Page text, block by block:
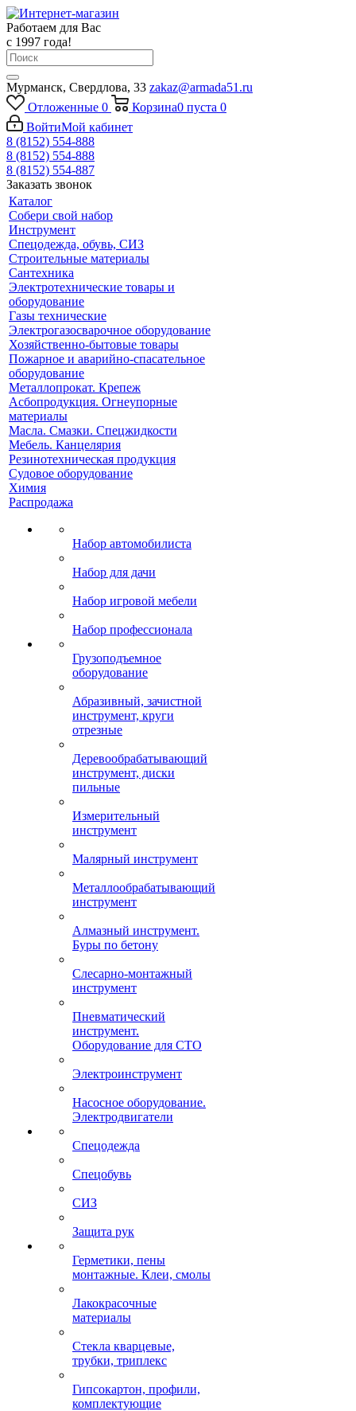
Работаем для Вас
с 1997 года!
Мурманск, Свердлова, 33 zakaz@armada51.ru
Отложенные 0 Корзина0 пуста 0
ВойтиМой кабинет
8 (8152) 554-888
8 (8152) 554-888
8 (8152) 554-887
Заказать звонок
Каталог
Собери свой набор
Инструмент
Спецодежда, обувь, СИЗ
Строительные материалы
Сантехника
Электротехнические товары и
оборудование
Газы технические
Электрогазосварочное оборудование
Хозяйственно-бытовые товары
Пожарное и аварийно-спасательное
оборудование
Металлопрокат. Крепеж
Асбопродукция. Огнеупорные
материалы
Масла. Смазки. Спецжидкости
Мебель. Канцелярия
Резинотехническая продукция
Судовое оборудование
Химия
Распродажа
Набор автомобилиста
Набор для дачи
Набор игровой мебели
Набор профессионала
Грузоподъемное
оборудование
Абразивный, зачистной
инструмент, круги
отрезные
Деревообрабатывающий
инструмент, диски
пильные
Измерительный
инструмент
Малярный инструмент
Металлообрабатывающий
инструмент
Алмазный инструмент.
Буры по бетону
Слесарно-монтажный
инструмент
Пневматический
инструмент.
Оборудование для СТО
Электроинструмент
Насосное оборудование.
Электродвигатели
Спецодежда
Спецобувь
СИЗ
Защита рук
Герметики, пены
монтажные. Клеи, смолы
Лакокрасочные
материалы
Стекла кварцевые,
трубки, триплекс
Гипсокартон, профили,
комплектующие